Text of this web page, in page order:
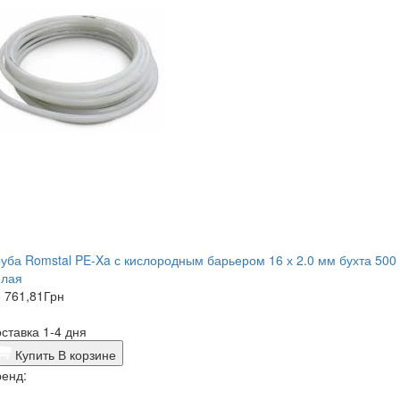
Romstal PE-Xa с кислородным барьером 16 х 2.0 мм бухта
761,81 Грн
1-4 дня
Купить В корзине